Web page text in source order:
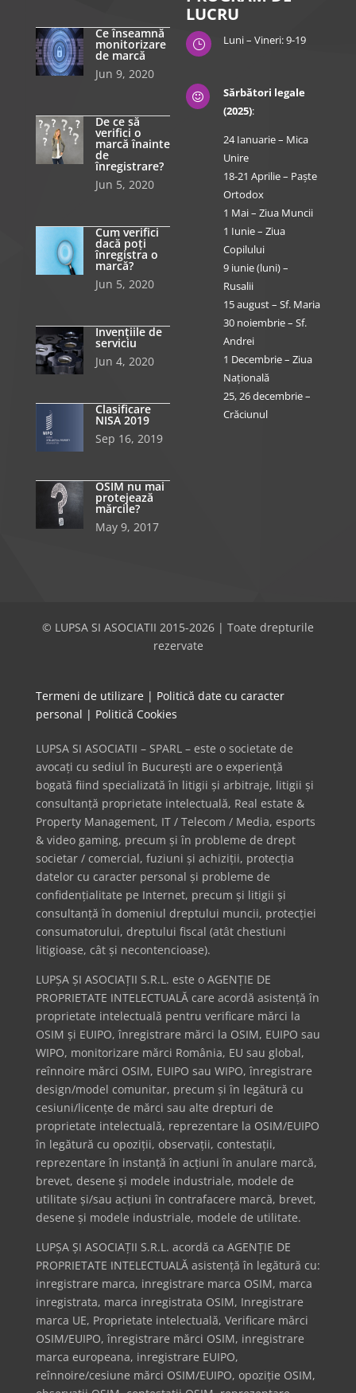
Ce înseamnă
monitorizare
de marcă
Jun 9, 2020
De ce să
verifici o
marcă înainte
de
înregistrare?
Jun 5, 2020
Cum verifici
dacă poți
înregistra o
marcă?
Jun 5, 2020
Invențiile de
serviciu
Jun 4, 2020
Clasificare
NISA 2019
Sep 16, 2019
OSIM nu mai
protejează
mărcile?
May 9, 2017
LUCRU
} Luni – Vineri: 9-19

Sărbători legale
(2025):
24 Ianuarie – Mica
Unire
18-21 Aprilie – Paște
Ortodox
1 Mai – Ziua Muncii
1 Iunie – Ziua
Copilului
9 iunie (luni) –
Rusalii
15 august – Sf. Maria
30 noiembrie – Sf.
Andrei
1 Decembrie – Ziua
Națională
25, 26 decembrie –
Crăciunul
© LUPSA SI ASOCIATII 2015-2026 | Toate drepturile
rezervate
Termeni de utilizare | Politică date cu caracter
personal | Politică Cookies
LUPSA SI ASOCIATII – SPARL – este o societate de
avocați cu sediul în București are o experiență
bogată fiind specializată în litigii și arbitraje, litigii și
consultanță proprietate intelectuală, Real estate &
Property Management, IT / Telecom / Media, esports
& video gaming, precum și în probleme de drept
societar / comercial, fuziuni și achiziții, protecția
datelor cu caracter personal și probleme de
confidențialitate pe Internet, precum și litigii și
consultanță în domeniul dreptului muncii, protecției
consumatorului, dreptului fiscal (atât chestiuni
litigioase, cât și necontencioase).
LUPȘA ȘI ASOCIAȚII S.R.L. este o AGENȚIE DE
PROPRIETATE INTELECTUALĂ care acordă asistență în
proprietate intelectuală pentru verificare mărci la
OSIM și EUIPO, înregistrare mărci la OSIM, EUIPO sau
WIPO, monitorizare mărci România, EU sau global,
reînnoire mărci OSIM, EUIPO sau WIPO, înregistrare
design/model comunitar, precum și în legătură cu
cesiuni/licențe de mărci sau alte drepturi de
proprietate intelectuală, reprezentare la OSIM/EUIPO
în legătură cu opoziții, observații, contestații,
reprezentare în instanță în acțiuni în anulare marcă,
brevet, desene și modele industriale, modele de
utilitate și/sau acțiuni în contrafacere marcă, brevet,
desene și modele industriale, modele de utilitate.
LUPȘA ȘI ASOCIAȚII S.R.L. acordă ca AGENȚIE DE
PROPRIETATE INTELECTUALĂ asistență în legătură cu:
inregistrare marca, inregistrare marca OSIM, marca
inregistrata, marca inregistrata OSIM, Inregistrare
marca UE, Proprietate intelectuală, Verificare mărci
OSIM/EUIPO, înregistrare mărci OSIM, inregistrare
marca europeana, inregistrare EUIPO,
reînnoire/cesiune mărci OSIM/EUIPO, opoziție OSIM,